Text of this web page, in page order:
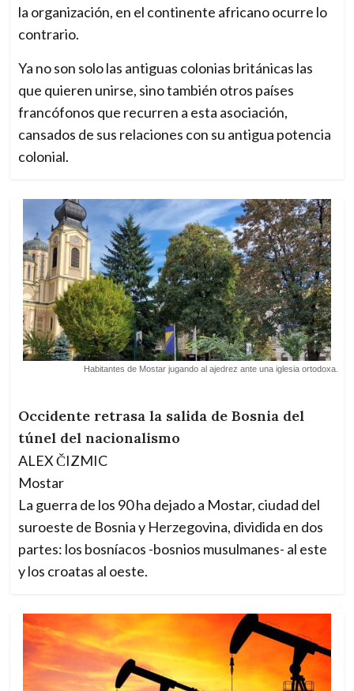
la organización, en el continente africano ocurre lo
contrario.
Ya no son solo las antiguas colonias británicas las
que quieren unirse, sino también otros países
francófonos que recurren a esta asociación,
cansados de sus relaciones con su antigua potencia
colonial.
Habitantes de Mostar jugando al ajedrez ante una iglesia ortodoxa.
Occidente retrasa la salida de Bosnia del
túnel del nacionalismo
ALEX ČIZMIC
Mostar
La guerra de los 90 ha dejado a Mostar, ciudad del
suroeste de Bosnia y Herzegovina, dividida en dos
partes: los bosníacos -bosnios musulmanes- al este
y los croatas al oeste.